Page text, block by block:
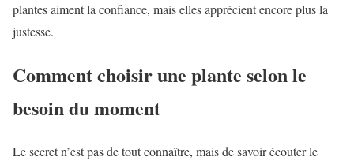
plantes aiment la confiance, mais elles apprécient encore plus la
justesse.
Comment choisir une plante selon le
besoin du moment
Le secret n’est pas de tout connaître, mais de savoir écouter le